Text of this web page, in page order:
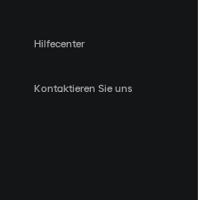
Hilfecenter
Kontaktieren Sie uns